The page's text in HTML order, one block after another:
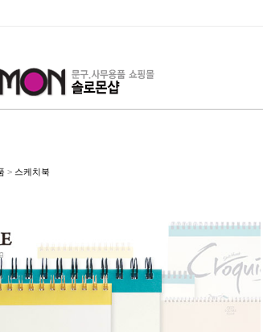
> 스케치북